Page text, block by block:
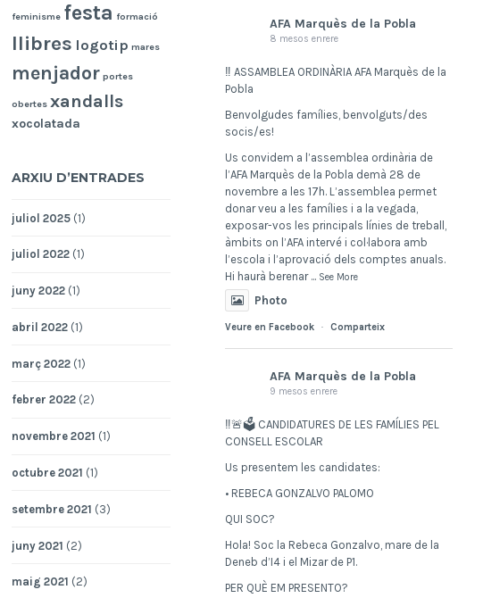
feminisme festa formació
llibres logotip mares
menjador portes
obertes xandalls
xocolatada
ARXIU D’ENTRADES
juliol 2025(1)
juliol 2022(1)
juny 2022(1)
abril 2022(1)
març 2022(1)
febrer 2022(2)
novembre 2021 (1)
octubre 2021 (1)
setembre 2021 (3)
juny 2021 (2)
maig 2021 (2)
AFA Marquès de la Pobla
8 mesos enrere
‼️ ASSAMBLEA ORDINÀRIA AFA Marquès de la
Pobla
Benvolgudes famílies, benvolguts/des
socis/es!
Us convidem a l’assemblea ordinària de
l’AFA Marquès de la Pobla demà 28 de
novembre a les 17h. L’assemblea permet
donar veu a les famílies i a la vegada,
exposar-vos les principals línies de treball,
àmbits on l’AFA intervé i col·labora amb
l’escola i l’aprovació dels comptes anuals.
Hi haurà berenar ... See More
Photo
Veure en Facebook · Comparteix
AFA Marquès de la Pobla
9 mesos enrere
‼️🚨🗳️ CANDIDATURES DE LES FAMÍLIES PEL
CONSELL ESCOLAR
Us presentem les candidates:
• REBECA GONZALVO PALOMO
QUI SOC?
Hola! Soc la Rebeca Gonzalvo, mare de la
Deneb d’I4 i el Mizar de P1.
PER QUÈ EM PRESENTO?